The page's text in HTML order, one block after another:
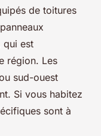
de toitures
qui est
région. Les
sud-ouest
Si vous habitez
sont à